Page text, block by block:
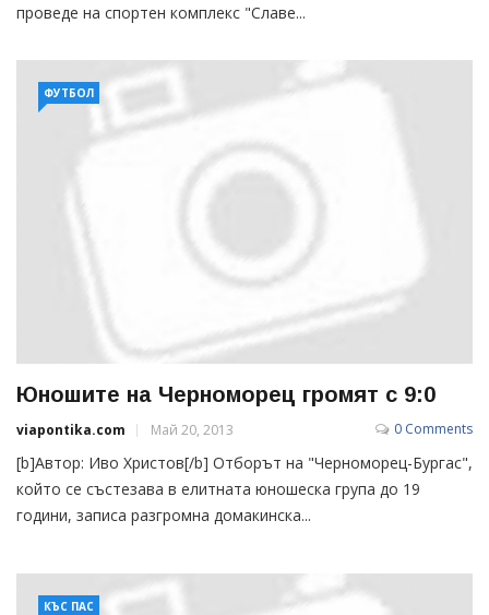
проведе на спортен комплекс "Славе...
ФУТБОЛ
Юношите на Черноморец громят с 9:0
viapontika.com Май 20, 2013 0 Comments
[b]Автор: Иво Христов[/b] Отборът на "Черноморец-Бургас",
който се състезава в елитната юношеска група до 19
години, записа разгромна домакинска...
КЪС ПАС